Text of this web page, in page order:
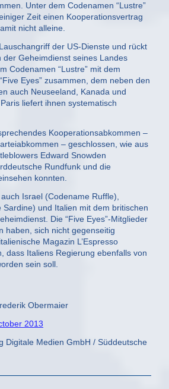
Unter dem Codenamen “Lustre”
Zeit einen Kooperationsvertrag
nicht alleine.
der US-Dienste und rückt
der Geheimdienst seines Landes
Codenamen “Lustre” mit dem
Eyes” zusammen, dem neben den
auch Neuseeland, Kanada und
liefert ihnen systematisch
Kooperationsabkommen –
– geschlossen, wie aus
Edward Snowden
Rundfunk und die
konnten.
Israel (Codename Ruffle),
Sardine) und Italien mit dem britischen
Die “Five Eyes”-Mitglieder
haben, sich nicht gegenseitig
Magazin L’Espresso
dass Italiens Regierung ebenfalls von
sein soll.
Obermaier
2013
Digitale Medien GmbH / Süddeutsche